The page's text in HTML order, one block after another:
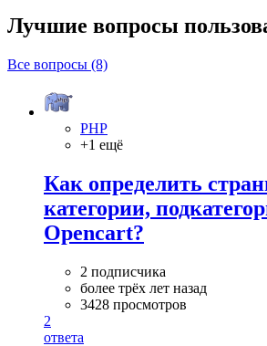
Лучшие вопросы
Все вопросы (8)
PHP
+1 ещё
Как определить
категории,
Opencart?
2 подписчика
более трёх лет назад
3428 просмотров
2
ответа